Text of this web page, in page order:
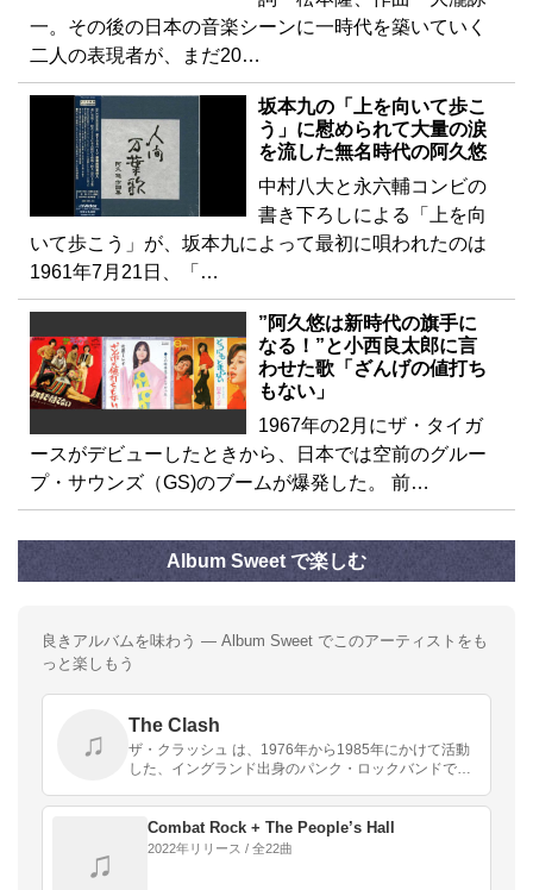
一。その後の日本の音楽シーンに一時代を築いていく
二人の表現者が、まだ20…
坂本九の「上を向いて歩こ
う」に慰められて大量の涙
を流した無名時代の阿久悠
中村八大と永六輔コンビの
書き下ろしによる「上を向
いて歩こう」が、坂本九によって最初に唄われたのは
1961年7月21日、「…
”阿久悠は新時代の旗手に
なる！”と小西良太郎に言
わせた歌「ざんげの値打ち
もない」
1967年の2月にザ・タイガ
ースがデビューしたときから、日本では空前のグルー
プ・サウンズ（GS)のブームが爆発した。 前…
Album Sweet で楽しむ
良きアルバムを味わう — Album Sweet でこのアーティストをも
っと楽しもう
♫
The Clash
ザ・クラッシュ は、1976年から1985年にかけて活動
した、イングランド出身のパンク・ロックバンドであ
♫
Combat Rock + The People’s Hall
2022年リリース / 全22曲